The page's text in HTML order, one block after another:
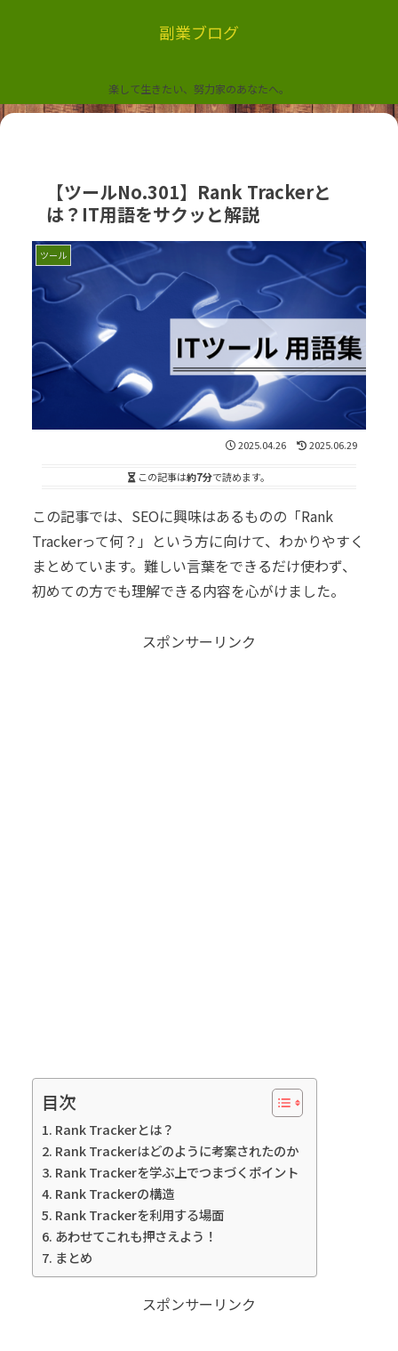
副業ブログ
楽して生きたい、努力家のあなたへ。
【ツールNo.301】Rank Trackerと
は？IT用語をサクッと解説
ツール
2025.04.26 2025.06.29
この記事は約7分で読めます。
この記事では、SEOに興味はあるものの「Rank
Trackerって何？」という方に向けて、わかりやすく
まとめています。難しい言葉をできるだけ使わず、
初めての方でも理解できる内容を心がけました。
スポンサーリンク
目次
Rank Trackerとは？
Rank Trackerはどのように考案されたのか
Rank Trackerを学ぶ上でつまづくポイント
Rank Trackerの構造
Rank Trackerを利用する場面
あわせてこれも押さえよう！
まとめ
スポンサーリンク